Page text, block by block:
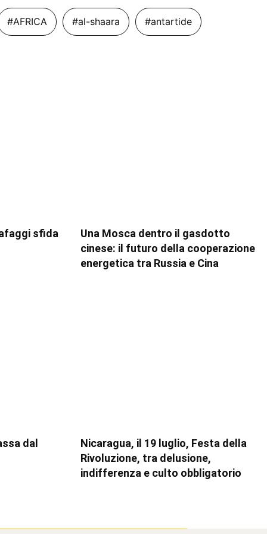
#AFRICA #al-shaara #antartide
sfida
Una Mosca dentro il gasdotto
cinese: il futuro della cooperazione
energetica tra Russia e Cina
dal
Nicaragua, il 19 luglio, Festa della
Rivoluzione, tra delusione,
indifferenza e culto obbligatorio